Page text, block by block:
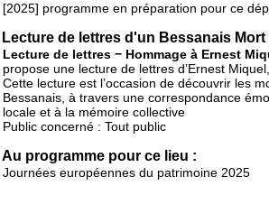
[2025] programme en préparation pour ce
Lecture de lettres d'un Bessanais
Lecture de lettres − Hommage à Ernest
propose une lecture de lettres d’Ernest
Cette lecture est l’occasion de découvrir les
Bessanais, à travers une correspondance
locale et à la mémoire collective
Public concerné : Tout public
Au programme pour ce lieu :
Journées européennes du patrimoine 2025